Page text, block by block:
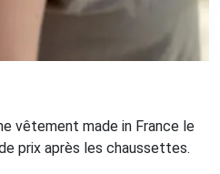
vêtement made in France le
prix après les chaussettes.